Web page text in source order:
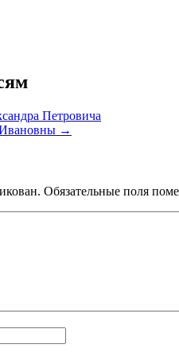
Петровича
→
Обязательные поля